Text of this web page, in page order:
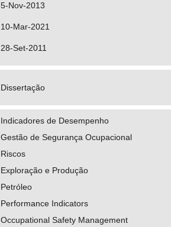
5-Nov-2013
10-Mar-2021
28-Set-2011
Dissertação
Indicadores de Desempenho
Gestão de Segurança Ocupacional
Riscos
Exploração e Produção
Petróleo
Performance Indicators
Occupational Safety Management